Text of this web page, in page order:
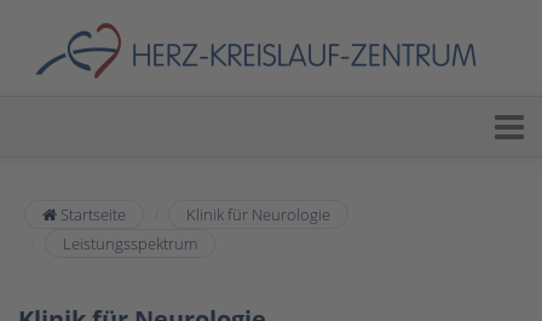
Startseite
Klinik für Neurologie
Leistungsspektrum